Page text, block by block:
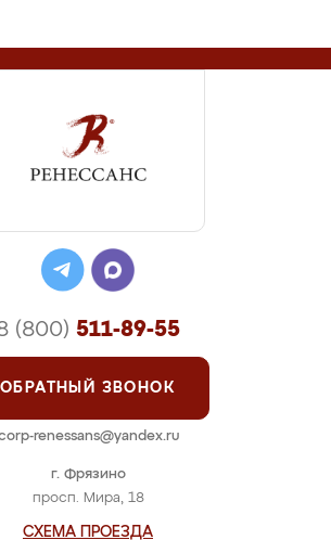
г. Фрязино
просп. Мира, 18
СХЕМА ПРОЕЗДА
(800) 511-89-55
ОБРАТНЫЙ ЗВОНОК
renessans@yandex.ru